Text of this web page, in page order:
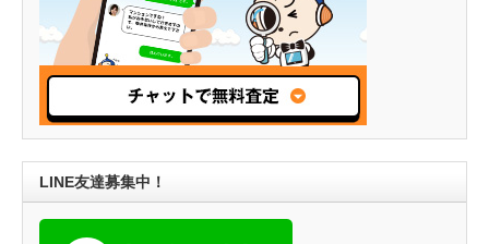
LINE友達募集中！